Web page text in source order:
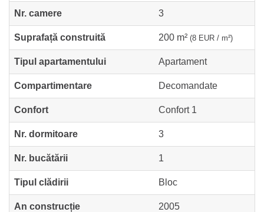
Nr. camere 3
Suprafață construită 200 m² (8 EUR / m²)
Tipul apartamentului Apartament
Compartimentare Decomandate
Confort Confort 1
Nr. dormitoare 3
Nr. bucătării 1
Tipul clădirii Bloc
An construcție 2005